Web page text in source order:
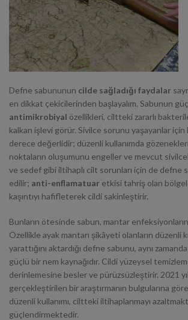
Defne sabununun cilde sağladığı faydalar
en dikkat çekicilerinden başlayalım. Sabunun
antimikrobiyal özellikleri, ciltteki zararlı
kalkan işlevi görür. Sivilce sorunu yaşayanlar için
derece değerlidir; düzenli kullanımda
noktaların oluşumunu engeller ve mevcut
ve sedef gibi iltihaplı cilt sorunları için de defne
edilir; anti-enflamatuar etkisi tahriş olan
kaşıntıyı hafifleterek cildi sakinleştirir.
Bunların ötesinde sabun, mantar
Özellikle ayak mantarı şikâyeti olanların düzenli
yarattığını aktardığı defne sabunu, aynı zamanda
güçlü bir nem kaynağıdır. Cildi yüzeysel
derinlemesine besler ve pürüzsüzleştirir. 2021
gerçekleştirilen bir araştırmanın bulgularına
düzenli kullanımı, ciltteki iltihaplanmayı
güçlendirmektedir.